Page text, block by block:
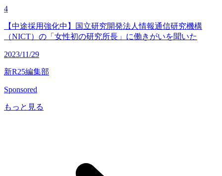
4
【中途採用強化中】国立研究開発法人情報通信研究機構
（NICT）の「女性初の研究所長」に働きがいを聞いた
2023/11/29
新R25編集部
Sponsored
もっと見る